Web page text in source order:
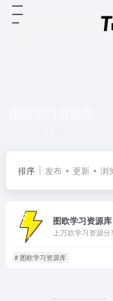
排序 发布 更新 浏
图欧学习资源库
上万款学习资源
# 图欧学习资源库